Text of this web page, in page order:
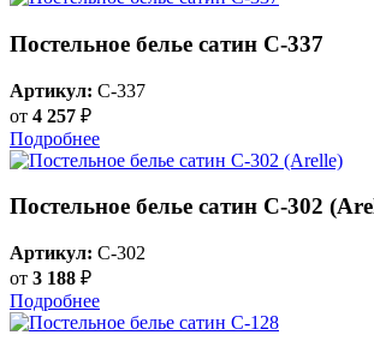
Постельное белье сатин С-337
Артикул: C-337
от 4 257 ₽
Подробнее
Постельное белье сатин С-302
Артикул: C-302
от 3 188 ₽
Подробнее